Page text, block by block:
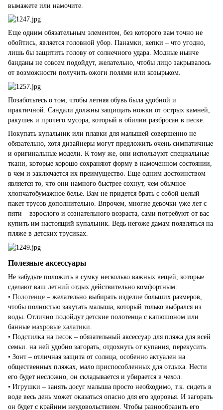
вымажете или намочите.
Еще одним обязательным элементом, без которого вам точно не
обойтись, является головной убор. Панамки, кепки – что угодно,
лишь бы защитить голову от солнечного удара. Модные нынче
банданы не совсем подойдут, желательно, чтобы лицо закрывалось
от возможности получить ожоги полями или козырьком.
Позаботьтесь о том, чтобы летняя обувь была удобной и
практичной. Сандали должны защищать ножки от острых камней,
ракушек и прочего мусора, который в обилии разбросан в песке.
Покупать купальник или плавки для малышей совершенно не
обязательно, хотя дизайнеры могут предложить очень симпатичные
и оригинальные модели. К тому же, они используют специальные
ткани, которые хорошо сохраняют форму в намоченном состоянии,
в чем и заключается их преимущество. Еще одним достоинством
является то, что они намного быстрее сохнут, чем обычное
хлопчатобумажное белье. Вам не придется брать с собой целый
пакет трусов дополнительно. Впрочем, многие девочки уже лет с
пяти – взрослого и сознательного возраста, сами потребуют от вас
купить им настоящий купальник. Ведь негоже дамам появляться на
пляже в детских трусиках.
Полезные аксессуары
Не забудьте положить в сумку несколько важных вещей, которые
сделают ваш летний отдых действительно комфортным:
• Полотенце – желательно выбирать изделие больших размеров,
чтобы полностью закутать малыша, который только выбрался из
воды. Отлично подойдут детские полотенца с капюшоном или
банные махровые халатики
• Подстилка на песок – обязательный аксессуар для пляжа для всей
семьи. на ней удобно загорать, отдохнуть от купания, перекусить.
• Зонт – отличная защита от солнца, особенно актуален на
общественных пляжах, мало приспособленных для отдыха. Нести
его будет несложно, он складывается и убирается в чехол.
• Игрушки – занять досуг малыша просто необходимо, т.к. сидеть в
воде весь день может оказаться опасно для его здоровья. И загорать
он будет с крайним неудовольствием. Чтобы разнообразить его